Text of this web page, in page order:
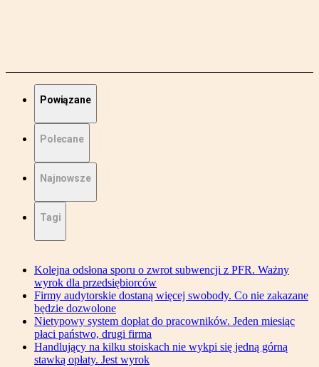
Powiązane
Polecane
Najnowsze
Tagi
Kolejna odsłona sporu o zwrot subwencji z PFR. Ważny
wyrok dla przedsiębiorców
Firmy audytorskie dostaną więcej swobody. Co nie zakazane
będzie dozwolone
Nietypowy system dopłat do pracowników. Jeden miesiąc
płaci państwo, drugi firma
Handlujący na kilku stoiskach nie wykpi się jedną górną
stawką opłaty. Jest wyrok